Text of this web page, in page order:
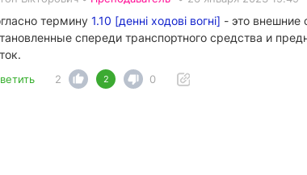
термину 1.10 [денні ходові вогні] - это внешние
спереди транспортного средства и
2 2 0